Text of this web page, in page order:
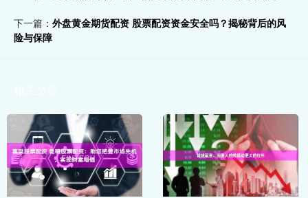
下一篇： 外盘黄金期货配资 股票配资资金安全吗？揭秘背后的风
险与保障